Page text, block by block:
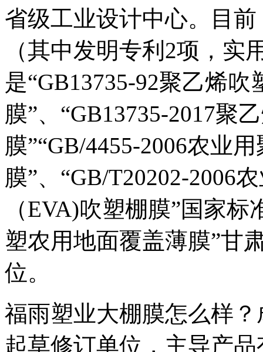
省级工业设计中心。目
（其中发明专利2项，实
是“GB13735-92聚乙烯
膜”、“GB13735-2017聚
膜”“GB/4455-2006农业
膜”、“GB/T20202-2006
（EVA)吹塑棚膜”国家
塑农用地面覆盖薄膜”甘
位。
福雨塑业大棚膜怎么样
起草修订单位，主导产